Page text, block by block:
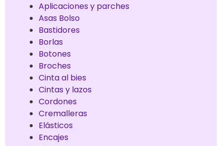
Aplicaciones y parches
Asas Bolso
Bastidores
Borlas
Botones
Broches
Cinta al bies
Cintas y lazos
Cordones
Cremalleras
Elásticos
Encajes